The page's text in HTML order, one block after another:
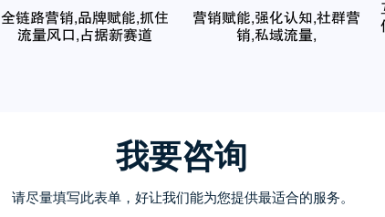
全链路营销,品牌赋能,抓住
流量风口,占据新赛道
营销赋能,强化认知,社群营
销,私域流量,
我要咨询
请尽量填写此表单，好让我们能为您提供最适合的服务。